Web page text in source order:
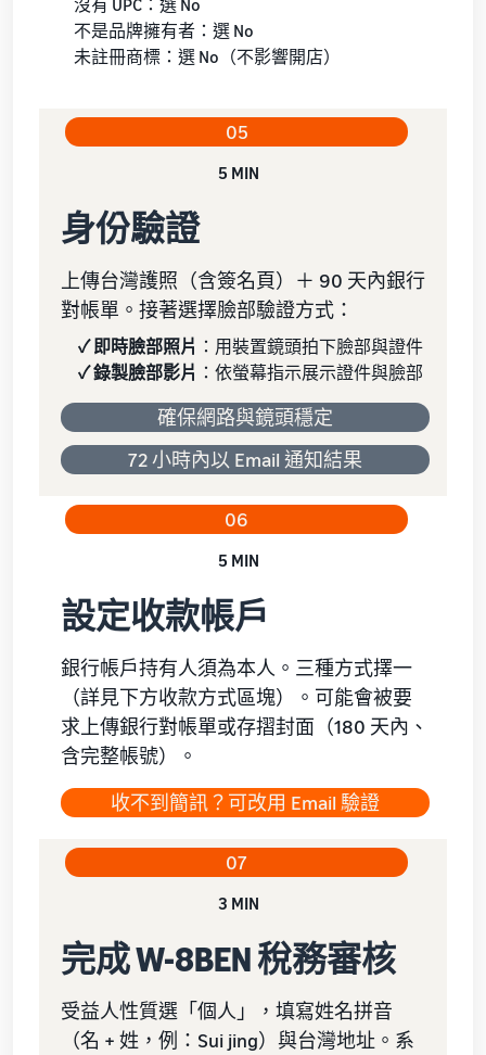
不是品牌擁有者：選 No
未註冊商標：選 No（不影響開店）
05
5 MIN
身份驗證
上傳台灣護照（含簽名頁）＋ 90 天內銀行
對帳單。接著選擇臉部驗證方式：
✓ 即時臉部照片 ：用裝置鏡頭拍下臉部與證件
✓ 錄製臉部影片 ：依螢幕指示展示證件與臉部
確保網路與鏡頭穩定
72 小時內以 Email 通知結果
06
5 MIN
設定收款帳戶
銀行帳戶持有人須為本人。三種方式擇一
（詳見下方收款方式區塊）。可能會被要
求上傳銀行對帳單或存摺封面（180 天內、
含完整帳號）。
收不到簡訊？可改用 Email 驗證
07
3 MIN
完成 W-8BEN 稅務審核
受益人性質選「個人」，填寫姓名拼音
（名 + 姓，例：Sui jing）與台灣地址。系